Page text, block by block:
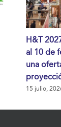
H&T
al 10 de
una
15 julio,